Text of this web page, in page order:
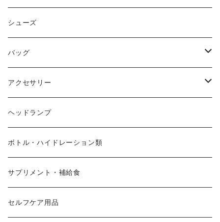
AKIV
ALTRA
aroma vera
AZUMA BAG
BANANA GO
Beruf Baggage
Body Glide
ヘッドバンド
シューズ
バッグ
バックパック
ショルダーバッグ
トートバッグ
2WAYバッグ/3WAYバッグ
その他バッグ
アクセサリー
サングラス
てぬぐい
財布
アームカバー
ヘッドランプ
ボトル・ハイドレーション類
サプリメント・補給食
セルフケア用品